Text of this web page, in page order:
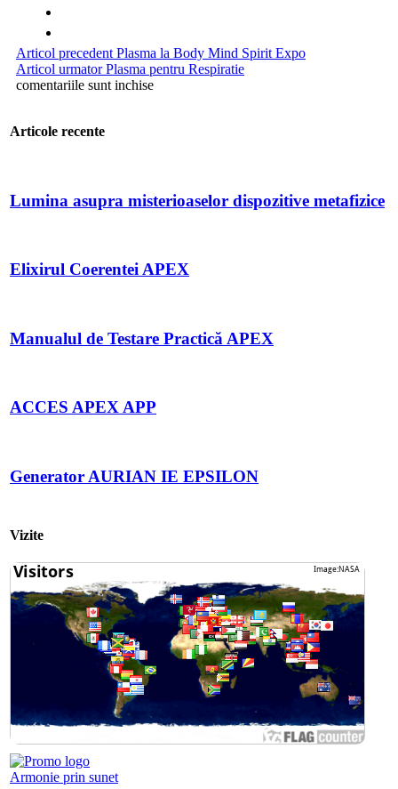
Articol precedent Plasma la Body Mind Spirit Expo
Articol urmatorPlasma pentru Respiratie
comentariile sunt inchise
Articole recente
Lumina asupra misterioaselor dispozitive metafizice
Elixirul Coerentei APEX
Manualul de Testare Practică APEX
ACCES APEX APP
Generator AURIAN IE EPSILON
Vizite
Armonie prin sunet